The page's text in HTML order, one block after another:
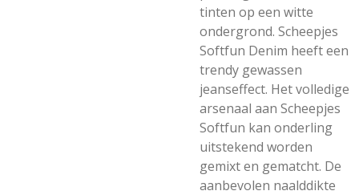
tinten op een witte
ondergrond. Scheepjes
Softfun Denim heeft een
trendy gewassen
jeanseffect. Het volledige
arsenaal aan Scheepjes
Softfun kan onderling
uitstekend worden
gemixt en gematcht. De
aanbevolen naalddikte